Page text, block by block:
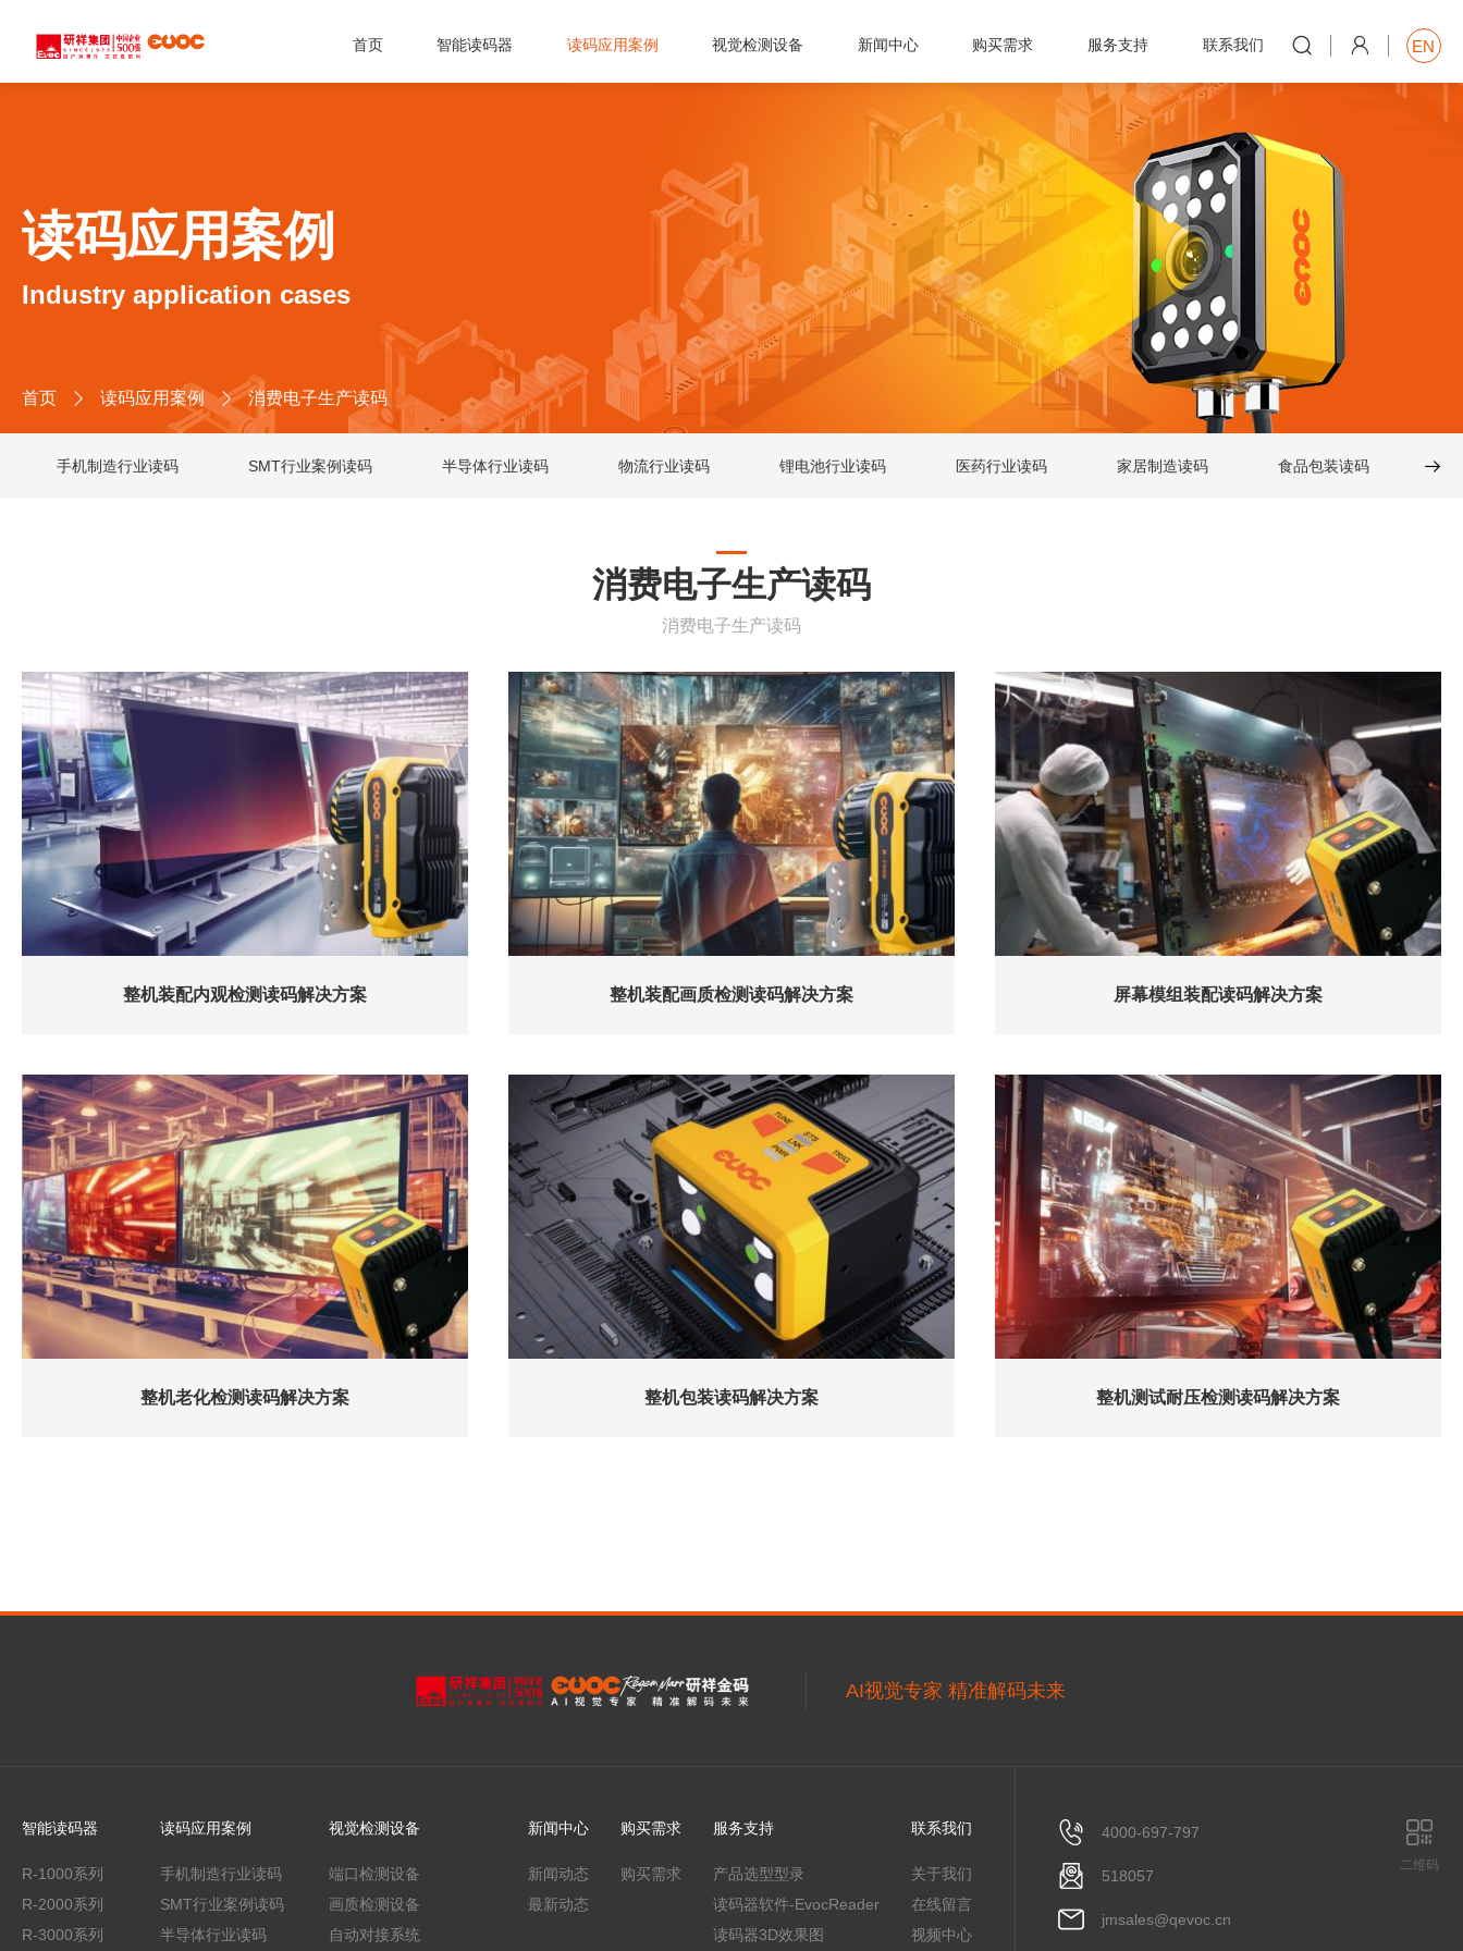
首页 智能读码器 读码应用案例 视觉检测设备 新闻中心 购买需求 服务支持 联系我们

 EN
读码应用案例
Industry application cases
首页  读码应用案例  消费电子生产读码
手机制造行业读码 SMT行业案例读码 半导体行业读码 物流行业读码 锂电池行业读码 医药行业读码 家居制造读码 食品包装读码 消

消费电子生产读码
消费电子生产读码
整机装配内观检测读码解决方案 整机装配画质检测读码解决方案 屏幕模组装配读码解决方案
整机老化检测读码解决方案 整机包装读码解决方案 整机测试耐压检测读码解决方案
AI视觉专家 精准解码未来
智能读码器
R-1000系列
R-2000系列
R-3000系列
读码应用案例
手机制造行业读码
SMT行业案例读码
半导体行业读码
视觉检测设备
端口检测设备
画质检测设备
自动对接系统
新闻中心
新闻动态
最新动态
购买需求
购买需求
服务支持
产品选型型录
读码器软件-EvocReader
读码器3D效果图
联系我们
关于我们
在线留言
视频中心
4000-697-797
518057
jmsales@qevoc.cn
二维码